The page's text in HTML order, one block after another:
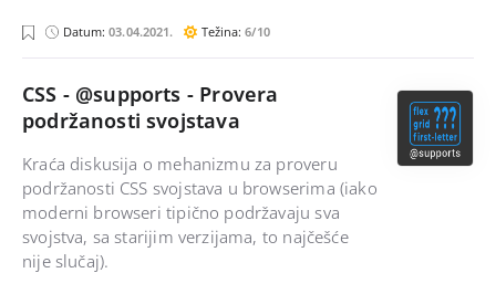
Datum:03.04.2021. Težina:6/10
s
CSS - @supports - Provera
podržanosti svojstava
Kraća diskusija o mehanizmu za proveru
podržanosti CSS svojstava u browserima (iako
moderni browseri tipično podržavaju sva
svojstva, sa starijim verzijama, to najčešće
nije slučaj).